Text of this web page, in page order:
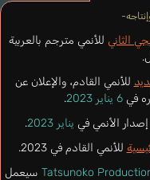
الثاني للأنمي مترجم بالعربية
للأنمي القادم، والإعلان عن
في 6 يناير 2023
.
الأنمي في يناير 2023
.
للأنمي القادم في 2023.
Tatsunoko سيعمل